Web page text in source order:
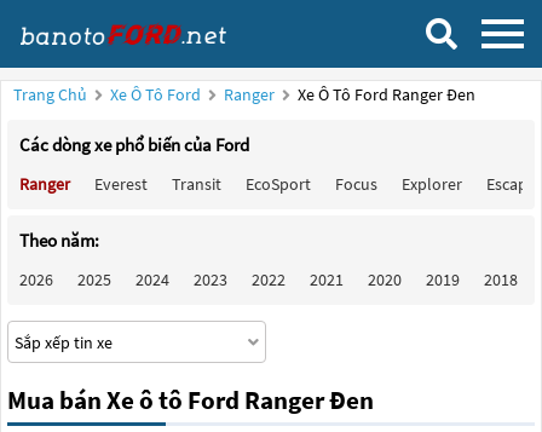
Trang Chủ Xe Ô Tô Ford Ranger Xe Ô Tô Ford Ranger Đen
Các dòng xe phổ biến của Ford
Ranger Everest Transit EcoSport Focus Explorer Escape
Theo năm:
2026 2025 2024 2023 2022 2021 2020 2019 2018
Mua bán Xe ô tô Ford Ranger Đen